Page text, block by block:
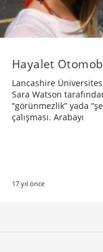
Hayalet
Lancashire
Sara Watson
“görünmezlik” yada
çalışması. Arabayı
17 yıl önce